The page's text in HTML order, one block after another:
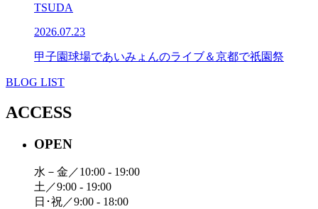
TSUDA
2026.07.23
甲子園球場であいみょんのライブ＆京都で祇園祭
BLOG LIST
ACCESS
OPEN
水－金／10:00 - 19:00
土／9:00 - 19:00
日･祝／9:00 - 18:00